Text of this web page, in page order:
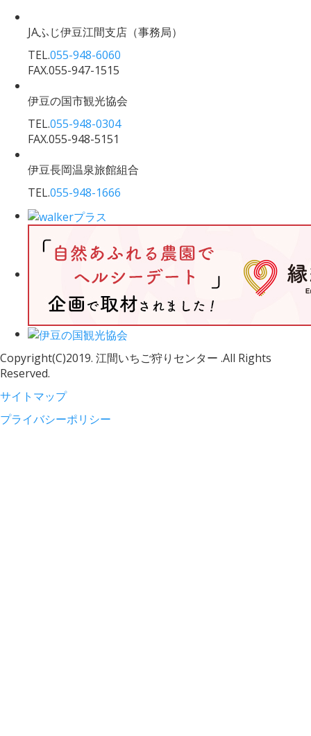
JAふじ伊豆江間支店 （事務局）
TEL.055-948-6060
FAX.055-947-1515
伊豆の国市観光協会
TEL.055-948-0304
FAX.055-948-5151
伊豆長岡温泉旅館組合
TEL.055-948-1666
Copyright(C)2019. 江間いちご狩りセンター .All Rights
Reserved.
サイトマップ
プライバシーポリシー